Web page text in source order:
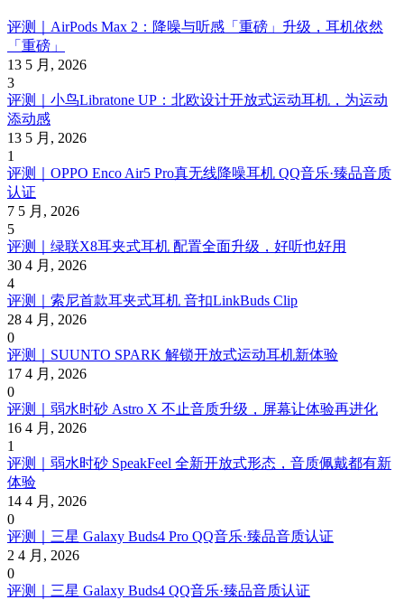
评测｜AirPods Max 2：降噪与听感「重磅」升级，耳机依然
「重磅」
13 5 月, 2026
3
评测｜小鸟Libratone UP：北欧设计开放式运动耳机，为运动
添动感
13 5 月, 2026
1
评测｜OPPO Enco Air5 Pro真无线降噪耳机 QQ音乐·臻品音质
认证
7 5 月, 2026
5
评测｜绿联X8耳夹式耳机 配置全面升级，好听也好用
30 4 月, 2026
4
评测｜索尼首款耳夹式耳机 音扣LinkBuds Clip
28 4 月, 2026
0
评测｜SUUNTO SPARK 解锁开放式运动耳机新体验
17 4 月, 2026
0
评测｜弱水时砂 Astro X 不止音质升级，屏幕让体验再进化
16 4 月, 2026
1
评测｜弱水时砂 SpeakFeel 全新开放式形态，音质佩戴都有新
体验
14 4 月, 2026
0
评测｜三星 Galaxy Buds4 Pro QQ音乐·臻品音质认证
2 4 月, 2026
0
评测｜三星 Galaxy Buds4 QQ音乐·臻品音质认证